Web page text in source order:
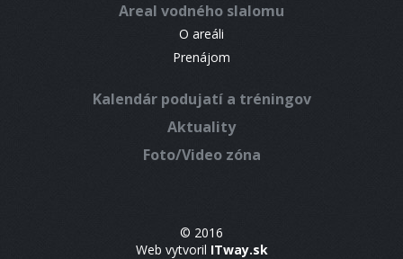
Areal vodného slalomu
O areáli
Prenájom
Kalendár podujatí a tréningov
Aktuality
Foto/Video zóna
© 2016
Web vytvoril ITway.sk